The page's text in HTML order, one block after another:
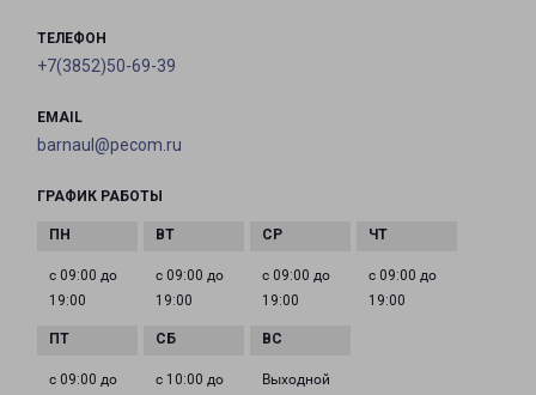
ТЕЛЕФОН
+7(3852)50-69-39
EMAIL
barnaul@pecom.ru
ГРАФИК РАБОТЫ
с 09:00 до
19:00
с 09:00 до
19:00
с 09:00 до
19:00
с 09:00 до
19:00
с 09:00 до
с 10:00 до
Выходной